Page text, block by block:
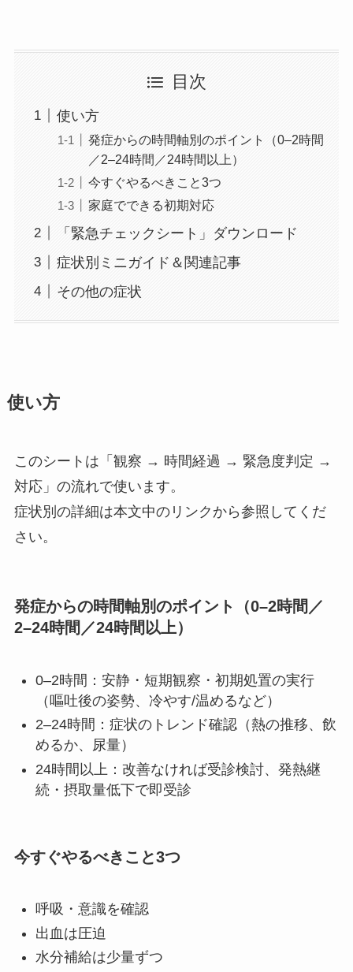
目次
使い方
発症からの時間軸別のポイント（0–2時間
／2–24時間／24時間以上）
今すぐやるべきこと3つ
家庭でできる初期対応
「緊急チェックシート」ダウンロード
症状別ミニガイド＆関連記事
その他の症状
使い方
このシートは「観察 → 時間経過 → 緊急度判定 →
対応」の流れで使います。
症状別の詳細は本文中のリンクから参照してくだ
さい。
発症からの時間軸別のポイント（0–2時間／
2–24時間／24時間以上）
0–2時間：安静・短期観察・初期処置の実行
（嘔吐後の姿勢、冷やす/温めるなど）
2–24時間：症状のトレンド確認（熱の推移、飲
めるか、尿量）
24時間以上：改善なければ受診検討、発熱継
続・摂取量低下で即受診
今すぐやるべきこと3つ
呼吸・意識を確認
出血は圧迫
水分補給は少量ずつ